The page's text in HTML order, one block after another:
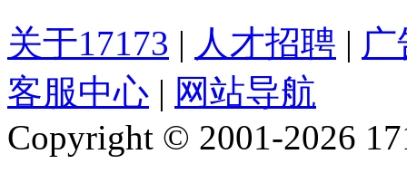
关于17173 | 人才招聘 |
客服中心 | 网站导航
Copyright © 2001-2026